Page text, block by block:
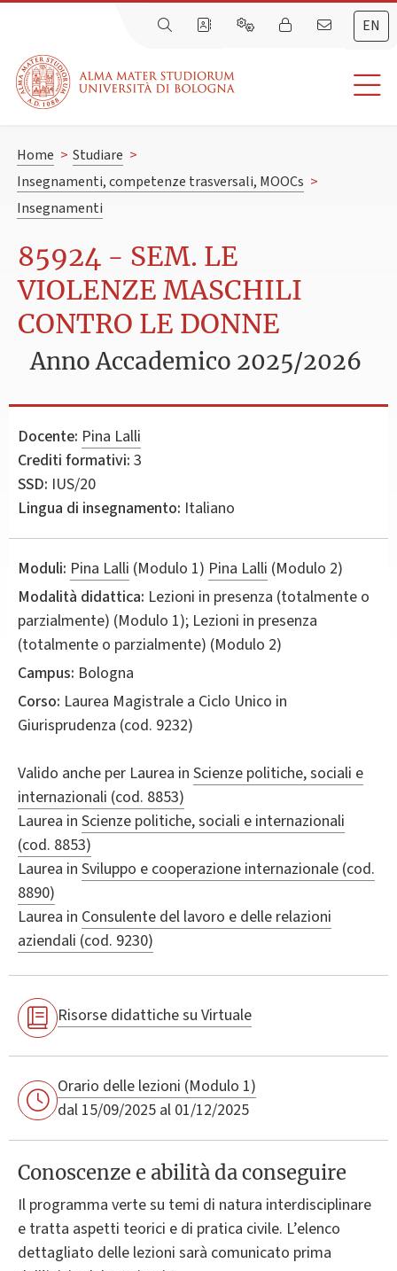
EN
Home > Studiare >
Insegnamenti, competenze trasversali, MOOCs >
Insegnamenti
85924 - SEM. LE
VIOLENZE MASCHILI
CONTRO LE DONNE
Anno Accademico 2025/2026
Docente: Pina Lalli
Crediti formativi: 3
SSD: IUS/20
Lingua di insegnamento: Italiano
Moduli: Pina Lalli (Modulo 1) Pina Lalli (Modulo 2)
Modalità didattica: Lezioni in presenza (totalmente o
parzialmente) (Modulo 1); Lezioni in presenza
(totalmente o parzialmente) (Modulo 2)
Campus: Bologna
Corso: Laurea Magistrale a Ciclo Unico in
Giurisprudenza (cod. 9232)
Valido anche per Laurea in Scienze politiche, sociali e
internazionali (cod. 8853)
Laurea in Scienze politiche, sociali e internazionali
(cod. 8853)
Laurea in Sviluppo e cooperazione internazionale (cod.
8890)
Laurea in Consulente del lavoro e delle relazioni
aziendali (cod. 9230)
Risorse didattiche su Virtuale
Orario delle lezioni (Modulo 1)
dal 15/09/2025 al 01/12/2025
Conoscenze e abilità da conseguire
Il programma verte su temi di natura interdisciplinare
e tratta aspetti teorici e di pratica civile. L’elenco
dettagliato delle lezioni sarà comunicato prima